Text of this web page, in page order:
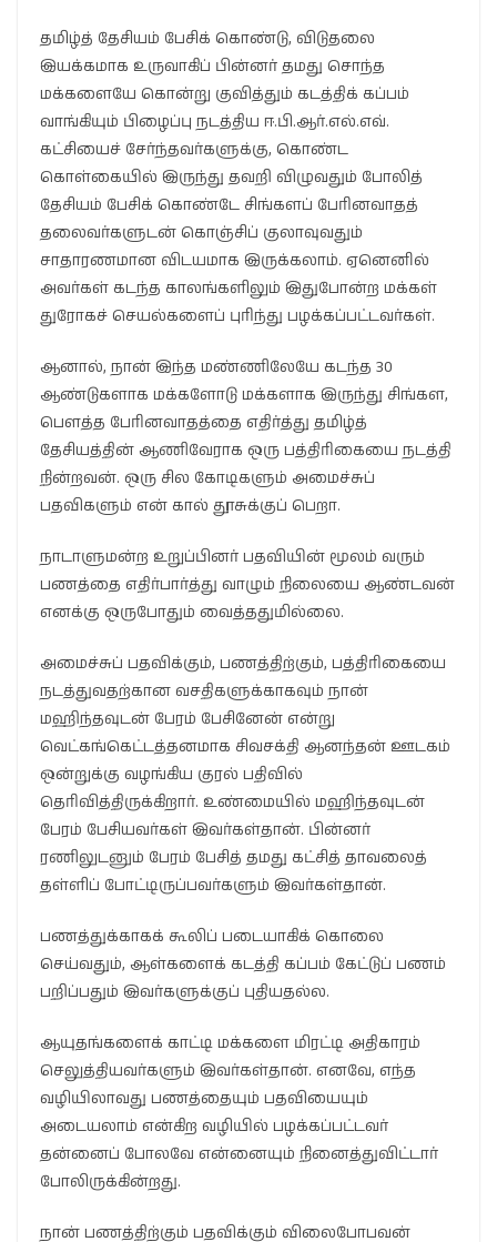
தமிழ்த் தேசியம் பேசிக் கொண்டு, விடுதலை
இயக்கமாக உருவாகிப் பின்னர் தமது சொந்த
மக்களையே கொன்று குவித்தும் கடத்திக் கப்பம்
வாங்கியும் பிழைப்பு நடத்திய ஈ.பி.ஆர்.எல்.எவ்.
கட்சியைச் சேர்ந்தவர்களுக்கு, கொண்ட
கொள்கையில் இருந்து தவறி விழுவதும் போலித்
தேசியம் பேசிக் கொண்டே சிங்களப் பேரினவாதத்
தலைவர்களுடன் கொஞ்சிப் குலாவுவதும்
சாதாரணமான விடயமாக இருக்கலாம். ஏனெனில்
அவர்கள் கடந்த காலங்களிலும் இதுபோன்ற மக்கள்
துரோகச் செயல்களைப் புரிந்து பழக்கப்பட்டவர்கள்.
ஆனால், நான் இந்த மண்ணிலேயே கடந்த 30
ஆண்டுகளாக மக்களோடு மக்களாக இருந்து சிங்கள,
பௌத்த பேரினவாதத்தை எதிர்த்து தமிழ்த்
தேசியத்தின் ஆணிவேராக ஒரு பத்திரிகையை நடத்தி
நின்றவன். ஒரு சில கோடிகளும் அமைச்சுப்
பதவிகளும் என் கால் தூசுக்குப் பெறா.
நாடாளுமன்ற உறுப்பினர் பதவியின் மூலம் வரும்
பணத்தை எதிர்பார்த்து வாழும் நிலையை ஆண்டவன்
எனக்கு ஒருபோதும் வைத்ததுமில்லை.
அமைச்சுப் பதவிக்கும், பணத்திற்கும், பத்திரிகையை
நடத்துவதற்கான வசதிகளுக்காகவும் நான்
மஹிந்தவுடன் பேரம் பேசினேன் என்று
வெட்கங்கெட்டத்தனமாக சிவசக்தி ஆனந்தன் ஊடகம்
ஒன்றுக்கு வழங்கிய குரல் பதிவில்
தெரிவித்திருக்கிறார். உண்மையில் மஹிந்தவுடன்
பேரம் பேசியவர்கள் இவர்கள்தான். பின்னர்
ரணிலுடனும் பேரம் பேசித் தமது கட்சித் தாவலைத்
தள்ளிப் போட்டிருப்பவர்களும் இவர்கள்தான்.
பணத்துக்காகக் கூலிப் படையாகிக் கொலை
செய்வதும், ஆள்களைக் கடத்தி கப்பம் கேட்டுப் பணம்
பறிப்பதும் இவர்களுக்குப் புதியதல்ல.
ஆயுதங்களைக் காட்டி மக்களை மிரட்டி அதிகாரம்
செலுத்தியவர்களும் இவர்கள்தான். எனவே, எந்த
வழியிலாவது பணத்தையும் பதவியையும்
அடையலாம் என்கிற வழியில் பழக்கப்பட்டவர்
தன்னைப் போலவே என்னையும் நினைத்துவிட்டார்
போலிருக்கின்றது.
நான் பணத்திற்கும் பதவிக்கும் விலைபோபவன்